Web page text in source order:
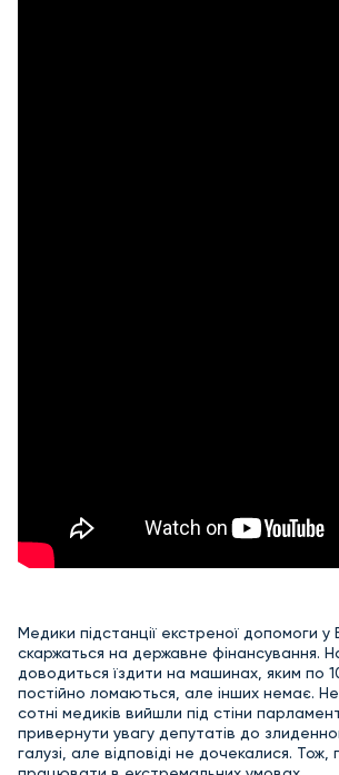
Медики підстанції екстреної допомоги у
скаржаться на державне фінансування.
доводиться їздити на машинах, яким по
постійно ломаються, але інших немає.
сотні медиків вийшли під стіни
привернути увагу депутатів до
галузі, але відповіді не дочекалися.